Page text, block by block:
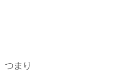
つまり